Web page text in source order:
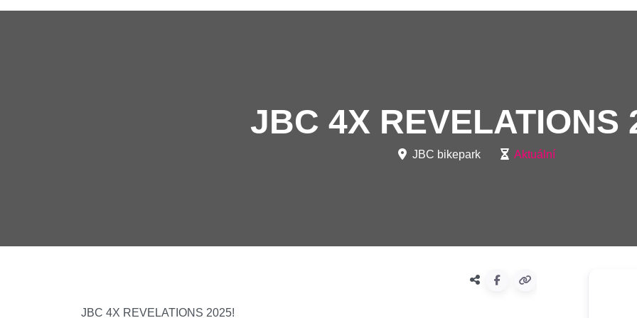
JBC 4X REVELATIONS
JBC bikepark Aktuální
JBC 4X REVELATIONS 2025!